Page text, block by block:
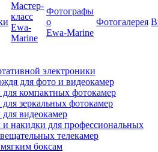
Мастер-
класс
Ewa-
Marine
Фотографы
о
Ewa-Marine
Фотогалерея
электроники
для фото и видеокамер
компактных фотокамер
зеркальных фотокамер
видеокамер
накидки для профессиональных
телекамер
боксам